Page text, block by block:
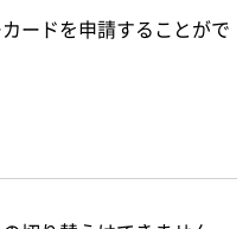
ードを申請することがで